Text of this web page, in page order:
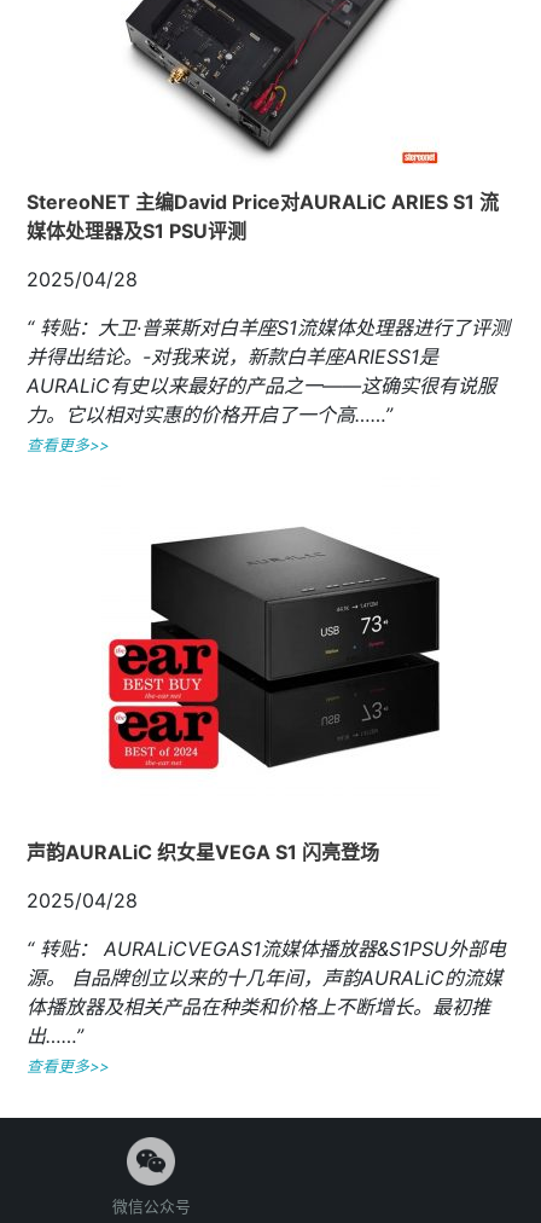
StereoNET 主编David Price对AURALiC ARIES S1 流
媒体处理器及S1 PSU评测
2025/04/28
“ 转贴：大卫·普莱斯对白羊座S1流媒体处理器进行了评测
并得出结论。-对我来说，新款白羊座ARIESS1是
AURALiC有史以来最好的产品之一——这确实很有说服
力。它以相对实惠的价格开启了一个高……”
查看更多>>
声韵AURALiC 织女星VEGA S1 闪亮登场
2025/04/28
“ 转贴： AURALiCVEGAS1流媒体播放器&S1PSU外部电
源。 自品牌创立以来的十几年间，声韵AURALiC的流媒
体播放器及相关产品在种类和价格上不断增长。最初推
出……”
查看更多>>
微信公众号